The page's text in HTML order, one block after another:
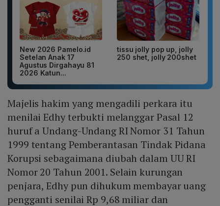
New 2026 Pamelo.id
Setelan Anak 17
Agustus Dirgahayu 81
2026 Katun...
tissu jolly pop up, jolly
250 shet, jolly 200shet
Majelis hakim yang mengadili perkara itu
menilai Edhy terbukti melanggar Pasal 12
huruf a Undang-Undang RI Nomor 31 Tahun
1999 tentang Pemberantasan Tindak Pidana
Korupsi sebagaimana diubah dalam UU RI
Nomor 20 Tahun 2001. Selain kurungan
penjara, Edhy pun dihukum membayar uang
pengganti senilai Rp 9,68 miliar dan